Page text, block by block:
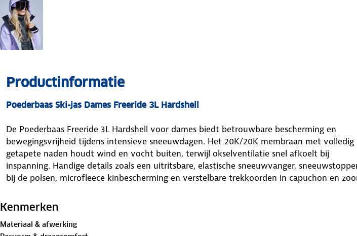
Productinformatie
Poederbaas Ski-jas Dames Freeride 3L Hardshell
De Poederbaas Freeride 3L Hardshell voor dames biedt betrouwbare bescherming en
bewegingsvrijheid tijdens intensieve sneeuwdagen. Het 20K/20K membraan met volledig
getapete naden houdt wind en vocht buiten, terwijl okselventilatie snel afkoelt bij
inspanning. Handige details zoals een uitritsbare, elastische sneeuwvanger,
bij de polsen, microfleece kinbescherming en verstelbare trekkoorden in capuchon en
rits, twee grote frontzakken, liftpaszak en een veilige binnenzak met rits. Gemaakt van
gerecycleerd, PFC-vrij materiaal. Verkrijgbaar in verschillende kleuren.
Kenmerken
Materiaal & afwerking